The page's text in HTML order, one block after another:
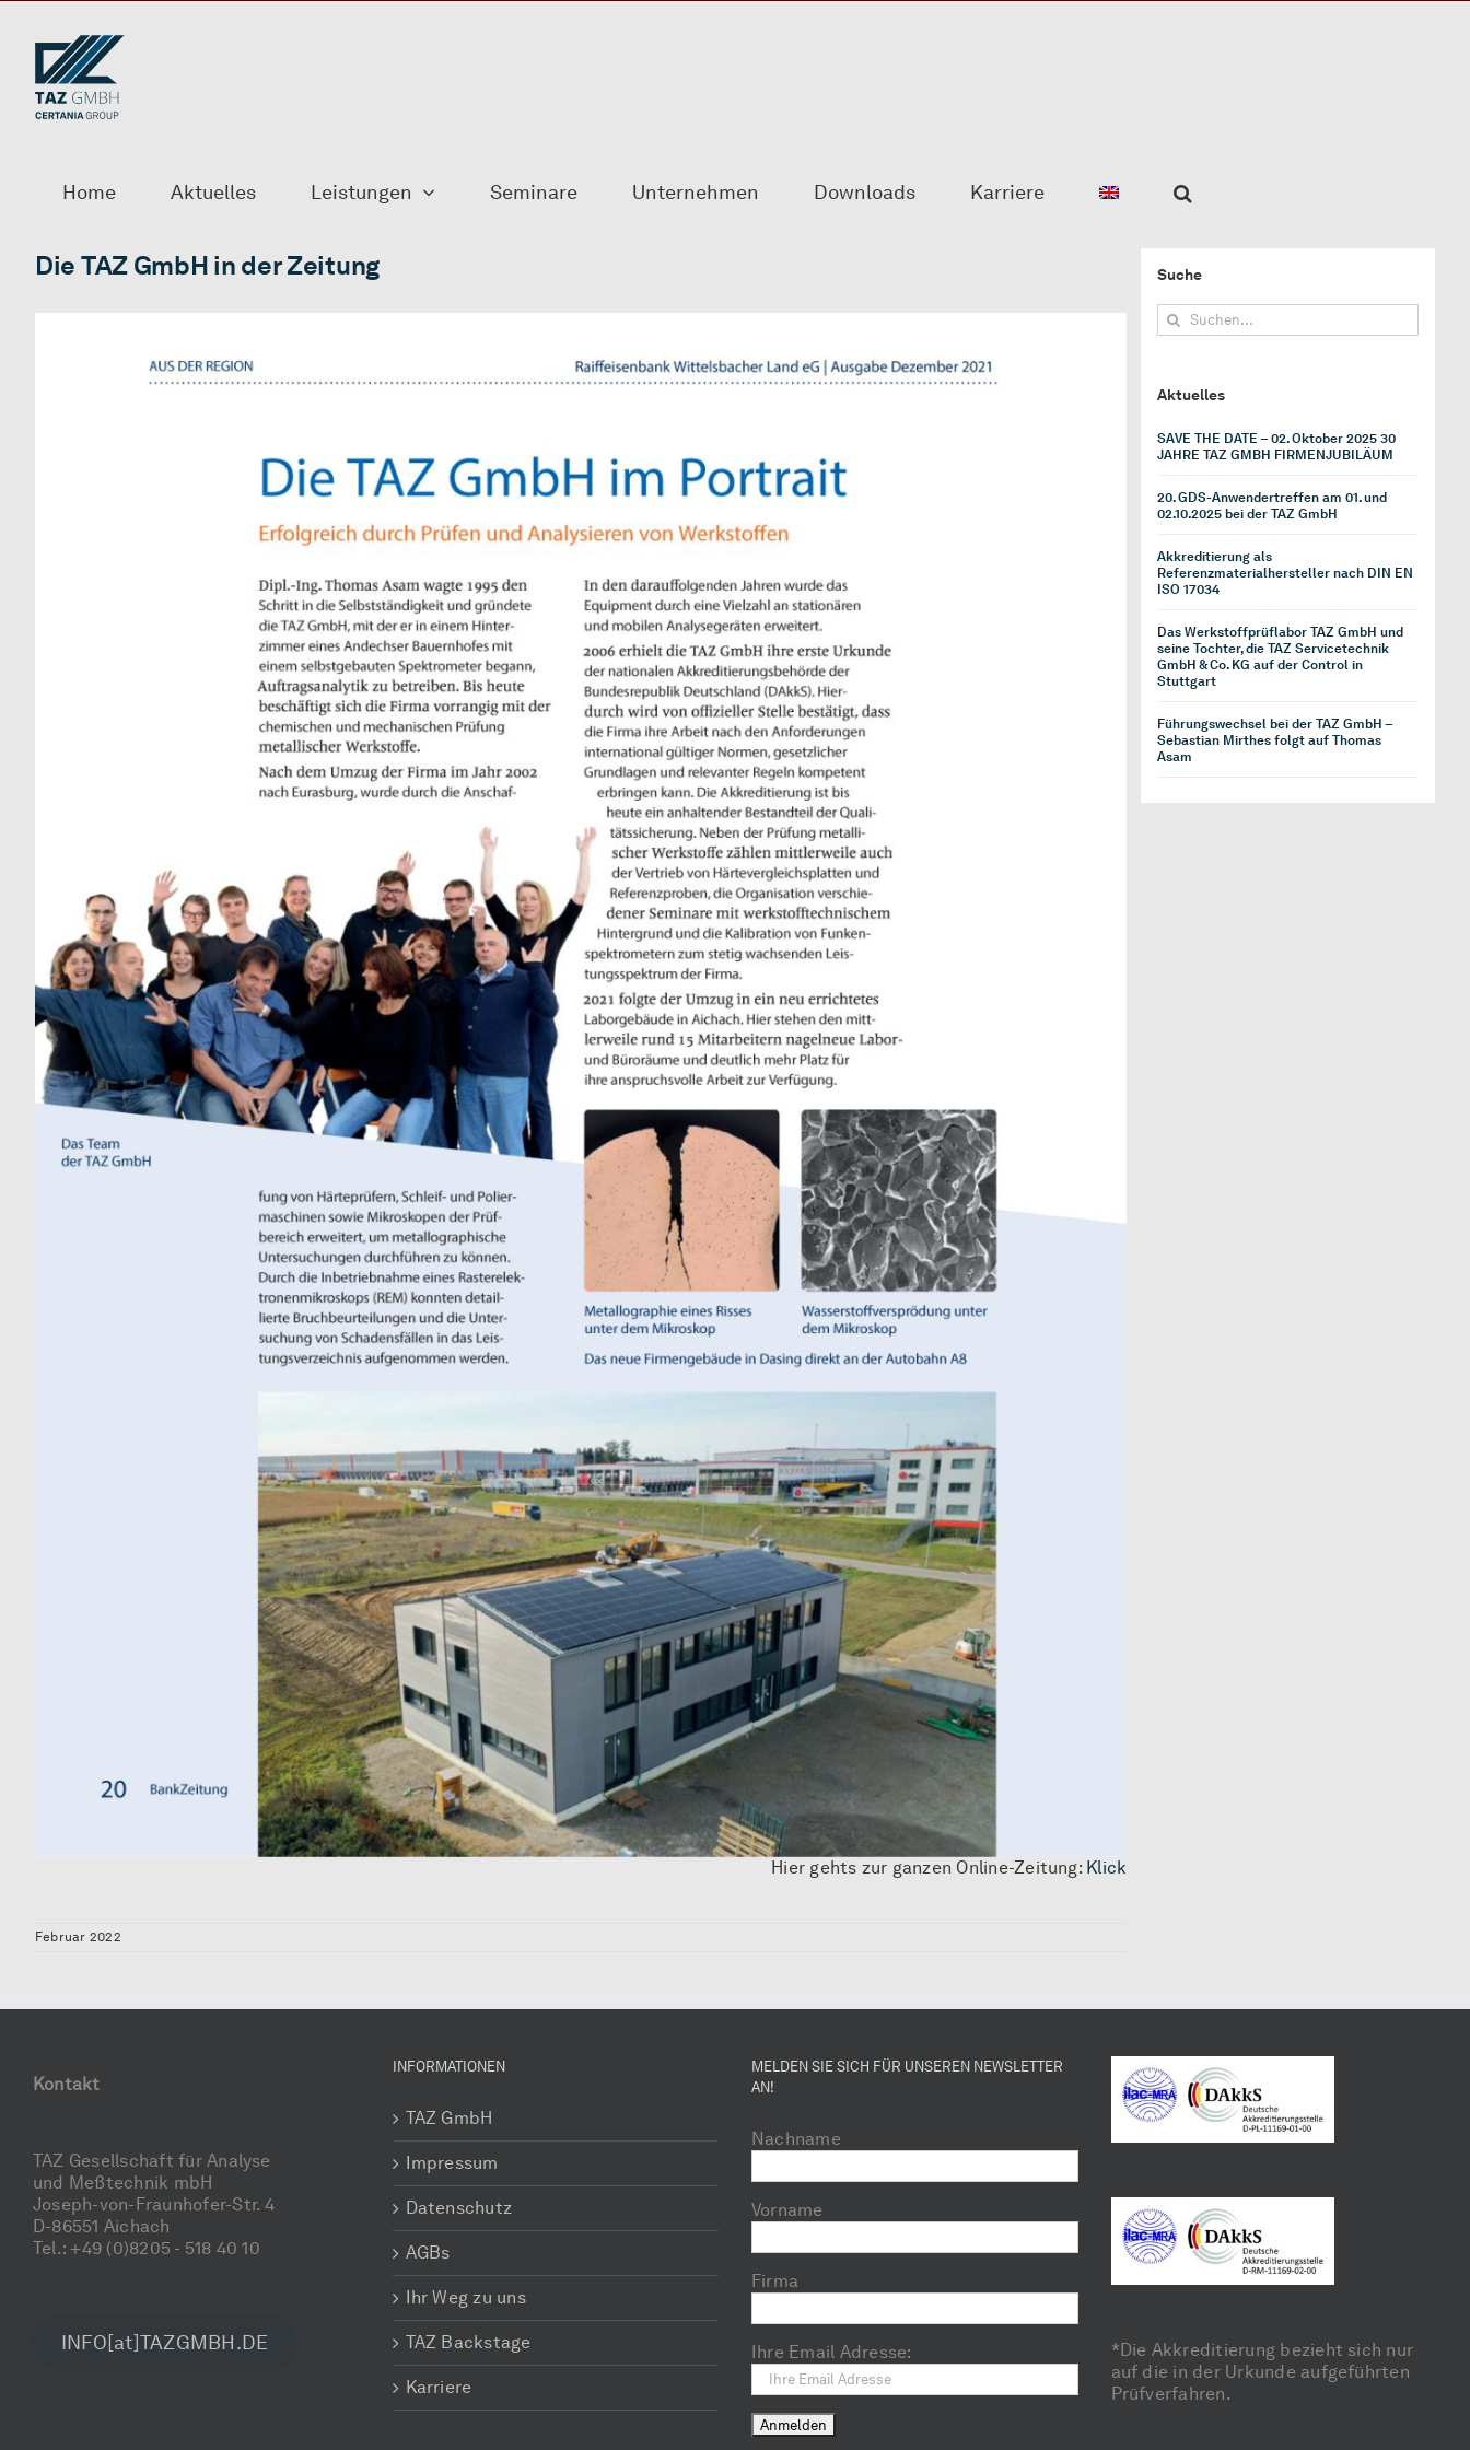
springen
Home Aktuelles Leistungen Seminare Unternehmen Downloads Karriere
Die TAZ GmbH in der Zeitung
Hier gehts zur ganzen Online-Zeitung: Klick
Februar 2022
Suche
Suche
nach:
Aktuelles
SAVE THE DATE – 02. Oktober 2025 30
JAHRE TAZ GMBH FIRMENJUBILÄUM
20. GDS-Anwendertreffen am 01. und
02.10.2025 bei der TAZ GmbH
Akkreditierung als
Referenzmaterialhersteller nach DIN EN
ISO 17034
Das Werkstoffprüflabor TAZ GmbH und
seine Tochter, die TAZ Servicetechnik
GmbH & Co. KG auf der Control in
Stuttgart
Führungswechsel bei der TAZ GmbH –
Sebastian Mirthes folgt auf Thomas
Asam
Kontakt
TAZ Gesellschaft für Analyse
und Meßtechnik mbH
Joseph-von-Fraunhofer-Str. 4
D-86551 Aichach
Tel.: +49 (0)8205 - 518 40 10
INFO[at]TAZGMBH.DE
INFORMATIONEN
TAZ GmbH
Impressum
Datenschutz
AGBs
Ihr Weg zu uns
TAZ Backstage
Karriere
MELDEN SIE SICH FÜR UNSEREN NEWSLETTER
AN!
Nachname
Vorname
Firma
Ihre Email Adresse:
*Die Akkreditierung bezieht sich nur
auf die in der Urkunde aufgeführten
Prüfverfahren.